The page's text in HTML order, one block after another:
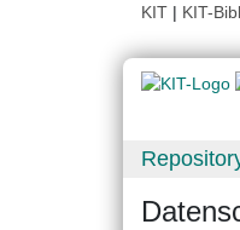
KIT | KIT-